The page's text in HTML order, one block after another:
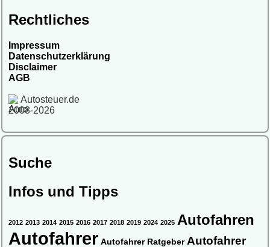
Rechtliches
Impressum
Datenschutzerklärung
Disclaimer
AGB
Autosteuer.de
2008-2026
Suche
Infos und Tipps
2012 2013 2014 2015 2016 2017 2018 2019 2024 2025 Autofahren
Autofahrer Autofahrer Ratgeber Autofahrer